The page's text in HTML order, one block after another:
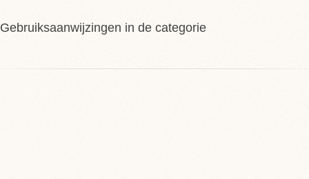
Gebruiksaanwijzingen in de categorie